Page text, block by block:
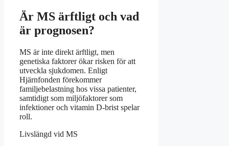
Är MS ärftligt och vad
är prognosen?
MS är inte direkt ärftligt, men
genetiska faktorer ökar risken för att
utveckla sjukdomen. Enligt
Hjärnfonden förekommer
familjebelastning hos vissa patienter,
samtidigt som miljöfaktorer som
infektioner och vitamin D-brist spelar
roll.
Livslängd vid MS